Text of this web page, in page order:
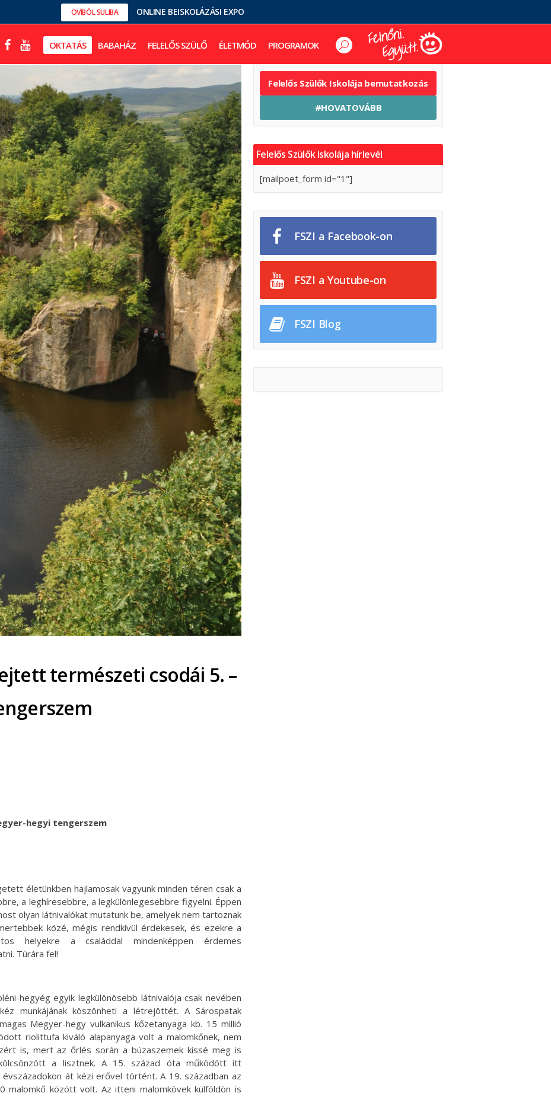
OVIBÓL SULIBA ONLINE BEISKOLÁZÁSI EXPO
OKTATÁS BABAHÁZ FELELŐS SZÜLŐ ÉLETMÓD PROGRAMOK
természeti csodái 5. –
hegyi tengerszem
életünkben hajlamosak vagyunk minden téren csak a
a leghíresebbre, a legkülönlegesebbre figyelni. Éppen
olyan látnivalókat mutatunk be, amelyek nem tartoznak
közé, mégis rendkívül érdekesek, és ezekre a
helyekre a családdal mindenképpen érdemes
Túrára fel!
hegyég egyik legkülönösebb látnivalója csak nevében
munkájának köszönheti a létrejöttét. A Sárospatak
Megyer-hegy vulkanikus kőzetanyaga kb. 15 millió
riolittufa kiváló alapanyaga volt a malomkőnek, nem
is, mert az őrlés során a búzaszemek kissé meg is
a lisztnek. A 15. század óta működött itt
át kézi erővel történt. A 19. században az
malomkő között volt. Az itteni malomkövek külföldön is
Felelős Szülők Iskolája bemutatkozás
#HOVATOVÁBB
Felelős Szülők Iskolája hírlevél
[mailpoet_form id="1"]
FSZI a Facebook-on
FSZI a Youtube-on
FSZI Blog